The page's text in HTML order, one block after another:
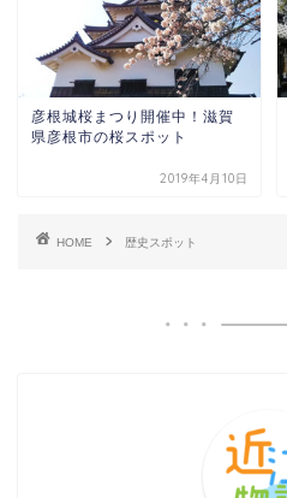
彦根城桜まつり開催中！滋賀
県彦根市の桜スポット
2019年4月10日
HOME 歴史スポット